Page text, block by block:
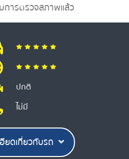
การตรวจสภาพแล้ว
ปกติ
ไม่มี
ยดเกี่ยวกับรถ